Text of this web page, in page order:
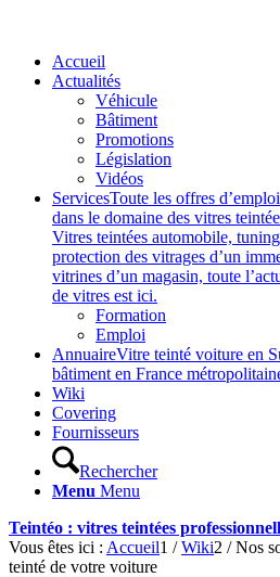
Accueil
Actualités
Véhicule
Bâtiment
Promotions
Législation
Vidéos
ServicesToute les offres
dans le domaine des vitres
Vitres teintées automobile,
protection des vitrages d’un
vitrines d’un magasin, toute
de vitres est ici.
Formation
Emploi
AnnuaireVitre teinté voiture en
bâtiment en France
Wiki
Covering
Fournisseurs
Rechercher
Menu Menu
Teintéo : vitres teintées
Vous êtes ici : Accueil1 / Wiki2 / Nos
teinté de votre voiture